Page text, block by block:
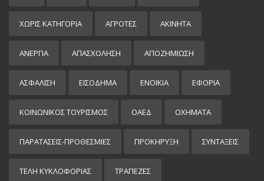
ΧΩΡΊΣ ΚΑΤΗΓΟΡΊΑ ΑΓΡΟΤΕΣ ΑΚΙΝΗΤΑ
ΑΝΕΡΓΙΑ ΑΠΑΣΧΟΛΗΣΗ ΑΠΟΖΗΜΙΩΣΗ
ΑΣΦΑΛΙΣΗ ΕΙΣΌΔΗΜΑ ΕΝΟΙΚΙΑ ΕΦΟΡΙΑ
ΚΟΙΝΩΝΙΚΟΣ ΤΟΥΡΙΣΜΟΣ ΟΑΕΔ ΟΧΗΜΑΤΑ
ΠΑΡΑΤΑΣΕΙΣ-ΠΡΟΘΕΣΜΙΕΣ ΠΡΟΚΉΡΥΞΗ ΣΥΝΤΑΞΕΙΣ
ΤΕΛΗ ΚΥΚΛΟΦΟΡΙΑΣ ΤΡΑΠΕΖΕΣ